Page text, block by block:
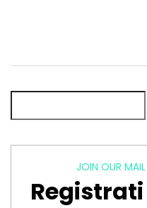
JOIN OUR MAIL